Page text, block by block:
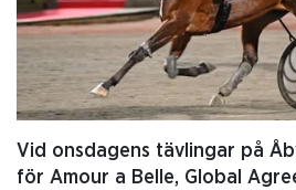
Vid onsdagens tävlingar på
för Amour a Belle, Global